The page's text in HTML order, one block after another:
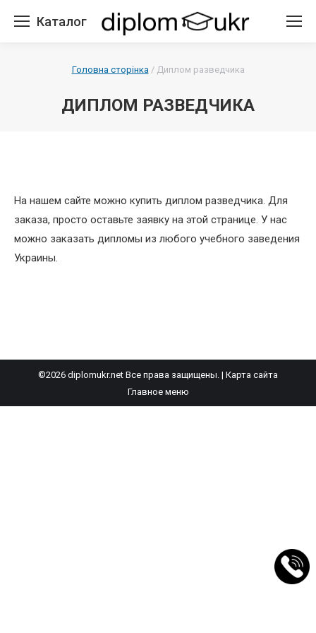
Каталог
Головна сторінка/ Диплом разведчика
ДИПЛОМ РАЗВЕДЧИКА
На нашем сайте можно купить диплом разведчика. Для
заказа, просто оставьте заявку на этой странице. У нас
можно заказать дипломы из любого учебного заведения
Украины.
©2026 diplomukr.net Все права защищены. | Карта сайта
Главное меню